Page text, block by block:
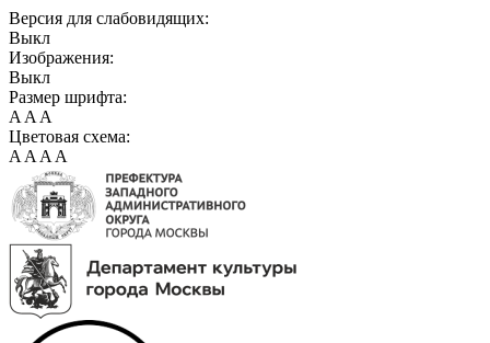
Версия для слабовидящих:
Выкл
Изображения:
Выкл
Размер шрифта:
A A A
Цветовая схема:
A A A A